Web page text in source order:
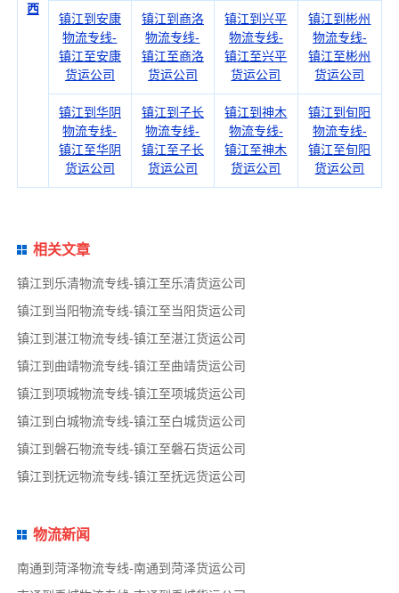
西
镇江到安康
物流专线-
镇江至安康
货运公司
镇江到商洛
物流专线-
镇江至商洛
货运公司
镇江到兴平
物流专线-
镇江至兴平
货运公司
镇江到彬州
物流专线-
镇江至彬州
货运公司
镇江到华阴
物流专线-
镇江至华阴
货运公司
镇江到子长
物流专线-
镇江至子长
货运公司
镇江到神木
物流专线-
镇江至神木
货运公司
镇江到旬阳
物流专线-
镇江至旬阳
货运公司
相关文章
镇江到乐清物流专线-镇江至乐清货运公司
镇江到当阳物流专线-镇江至当阳货运公司
镇江到湛江物流专线-镇江至湛江货运公司
镇江到曲靖物流专线-镇江至曲靖货运公司
镇江到项城物流专线-镇江至项城货运公司
镇江到白城物流专线-镇江至白城货运公司
镇江到磐石物流专线-镇江至磐石货运公司
镇江到抚远物流专线-镇江至抚远货运公司
物流新闻
南通到菏泽物流专线-南通到菏泽货运公司